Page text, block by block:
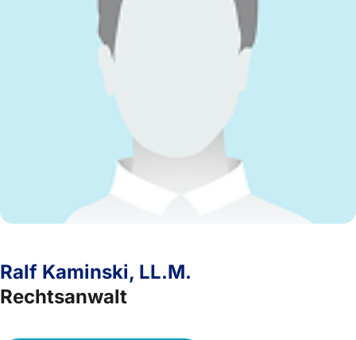
Ralf Kaminski, LL.M.
Rechtsanwalt